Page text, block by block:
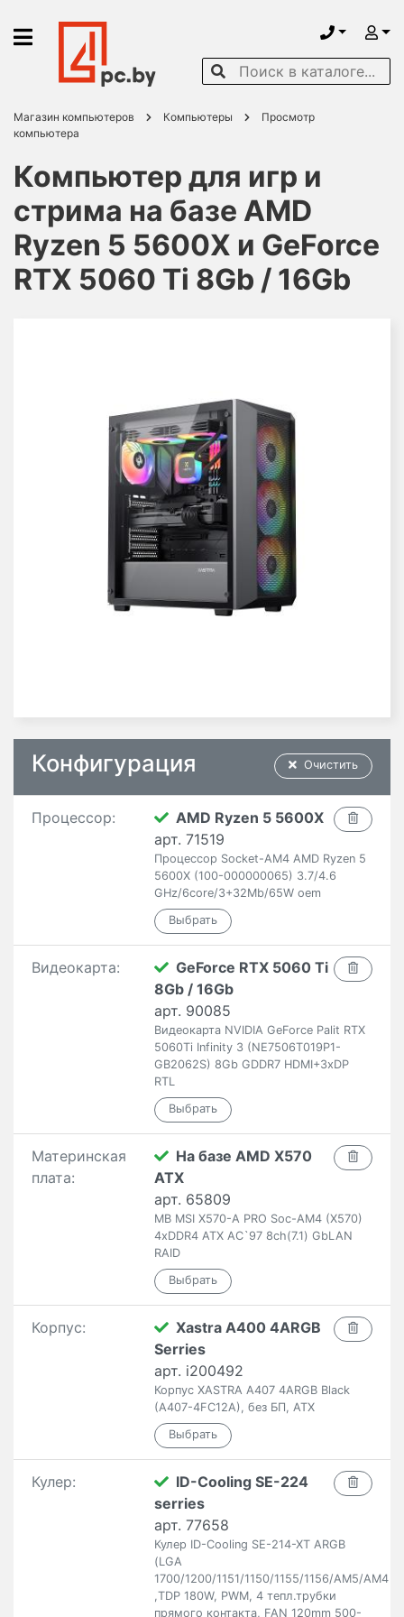
Магазин компьютеров Компьютеры
Просмотр
компьютера
Компьютер для игр и
стрима на базе AMD
Ryzen 5 5600X и GeForce
RTX 5060 Ti 8Gb / 16Gb
Очистить
Конфигурация
Процессор:
AMD Ryzen 5 5600X
арт. 71519
Процессор Socket-AM4 AMD Ryzen 5
5600X (100-000000065) 3.7/4.6
GHz/6core/3+32Mb/65W oem
Видеокарта:
GeForce RTX 5060 Ti
8Gb / 16Gb
арт. 90085
Видеокарта NVIDIA GeForce Palit RTX
5060Ti Infinity 3 (NE7506T019P1-
GB2062S) 8Gb GDDR7 HDMI+3xDP
RTL
Материнская
плата:
На базе AMD X570
ATX
арт. 65809
MB MSI X570-A PRO Soc-AM4 (X570)
4xDDR4 ATX AC`97 8ch(7.1) GbLAN
RAID
Корпус:
Xastra A400 4ARGB
Serries
арт. i200492
Корпус XASTRA A407 4ARGB Black
(A407-4FC12A), без БП, ATX
Кулер:
ID-Cooling SE-224
serries
арт. 77658
Кулер ID-Cooling SE-214-XT ARGB
(LGA
1700/1200/1151/1150/1155/1156/AM5/AM4
,TDP 180W, PWM, 4 тепл.трубки
прямого контакта, FAN 120mm 500-